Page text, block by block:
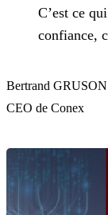
C’est ce
confiance,
Bertrand GRUSON
CEO de Conex